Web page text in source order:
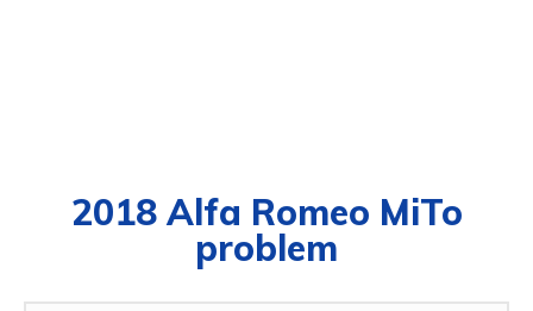
2018 Alfa Romeo MiTo
problem